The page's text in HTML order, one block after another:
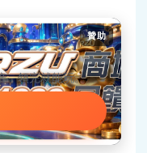
贊助
，領完就能玩。